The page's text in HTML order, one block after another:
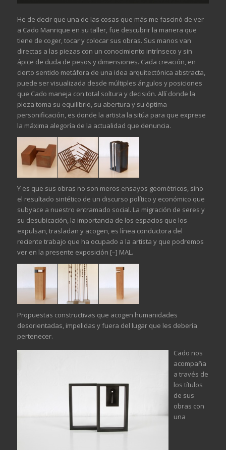
He de decir que una de las cosas que más me fascinó de ver
a Cado Manrique en su taller, fue descubrir la manera que
tiene de coger, tocar y colocar sus obras. Sus manos van
directas a las piezas con un conocimiento intrínseco y sin
ápice de duda de pesos y dimensiones. Cada creación, en
cierto sentido metáfora de una idea arquitectónica abstracta,
puede ser visualizada desde múltiples ángulos y posiciones
que Cado maneja con total soltura y decisión. Allí donde la
pieza toma su equilibrio, su abertura y su óptima
personificación, es donde la artista la sitúa para que exprese
la máxima alegoría de la actualidad que denuncia.
Y es que sus obras no son meros ensayos geométricos, sino
el resultado sintético de un discurso político y económico que
subyace a nuestro entramado social. La migración de seres y
su desubicación, la importancia de los espacios que los
expulsan, trasladan y acogen, es línea conductora del
reciente trabajo que ha ocupado a la artista y que podremos
ver en la presente exposición [–] MAL.
Propuestas constructivas que acogen humanidades
desorientadas, impelidas y fuera del lugar que les debería
pertenecer.
Cado nos
acompaña
a través de
los títulos
de sus
obras con
una